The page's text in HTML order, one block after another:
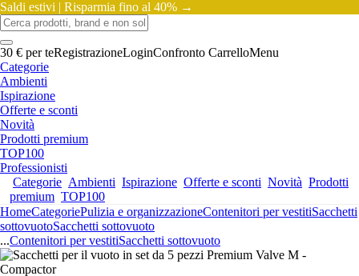
Saldi estivi | Risparmia fino al 40% →
30 € per teRegistrazioneLoginConfronto CarrelloMenu
Categorie
Ambienti
Ispirazione
Offerte e sconti
Novità
Prodotti premium
TOP100
Professionisti
Categorie Ambienti Ispirazione Offerte e sconti Novità Prodotti
premium TOP100
HomeCategoriePulizia e organizzazioneContenitori per vestitiSacchetti
sottovuotoSacchetti sottovuoto
...Contenitori per vestitiSacchetti sottovuoto